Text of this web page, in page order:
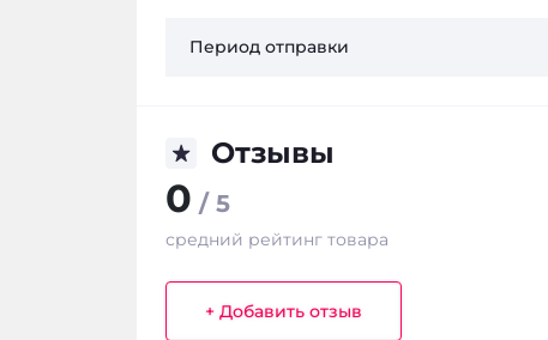
Период отправки
Отзывы
0 / 5
средний рейтинг товара
+ Добавить отзыв